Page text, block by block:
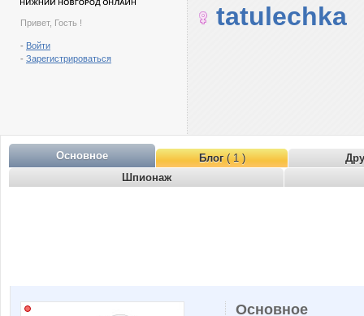
Привет, Гость !
- Войти
- Зарегистрироваться
tatulechka
Основное Блог( 1 )
Шпионаж
Основное